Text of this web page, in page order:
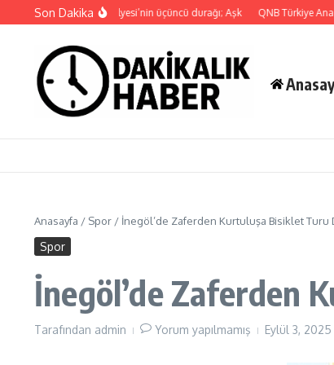
İçeriğe atlaSon Dakika
Yazıya” Atölyesi’nin üçüncü durağı; Aşk QNB Türkiye Ana
Anasayfa / Spor / İnegöl’de Zaferden Kurtuluşa Bisiklet
Spor
İnegöl’de Zaferden
Tarafından admin Yorum yapılmamış Eylül 3, 2025